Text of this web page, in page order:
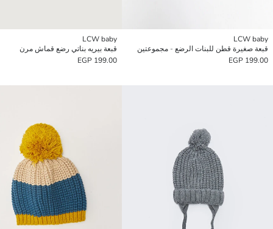
LCW baby
قبعة صغيرة قطن للبنات الرضع - مجموعتين
199.00 EGP
LCW baby
قبعة بيريه بناتي رضع قماش مرن
199.00 EGP